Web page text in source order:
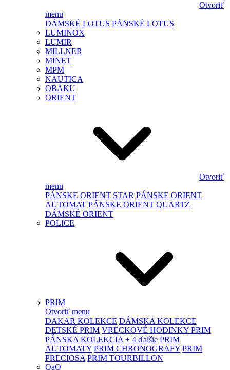
Otvoriť
menu
DÁMSKÉ LOTUS PÁNSKÉ LOTUS
LUMINOX
LUMIR
MILLNER
MINET
MPM
NAUTICA
OBAKU
ORIENT
Otvoriť
menu
PÁNSKE ORIENT STAR PÁNSKE ORIENT
AUTOMAT PÁNSKE ORIENT QUARTZ
DÁMSKÉ ORIENT
POLICE
PRIM
Otvoriť menu
DAKAR KOLEKCE DÁMSKA KOLEKCE
DETSKÉ PRIM VRECKOVÉ HODINKY PRIM
PÁNSKA KOLEKCIA + 4 ďalšie PRIM
AUTOMATY PRIM CHRONOGRAFY PRIM
PRECIOSA PRIM TOURBILLON
QaQ